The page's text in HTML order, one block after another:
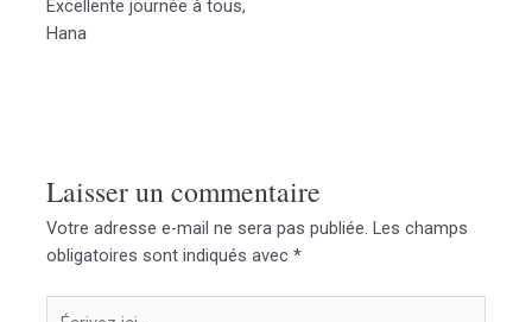
Excellente journée à tous,
Hana
Laisser un commentaire
Votre adresse e-mail ne sera pas publiée. Les champs
obligatoires sont indiqués avec*